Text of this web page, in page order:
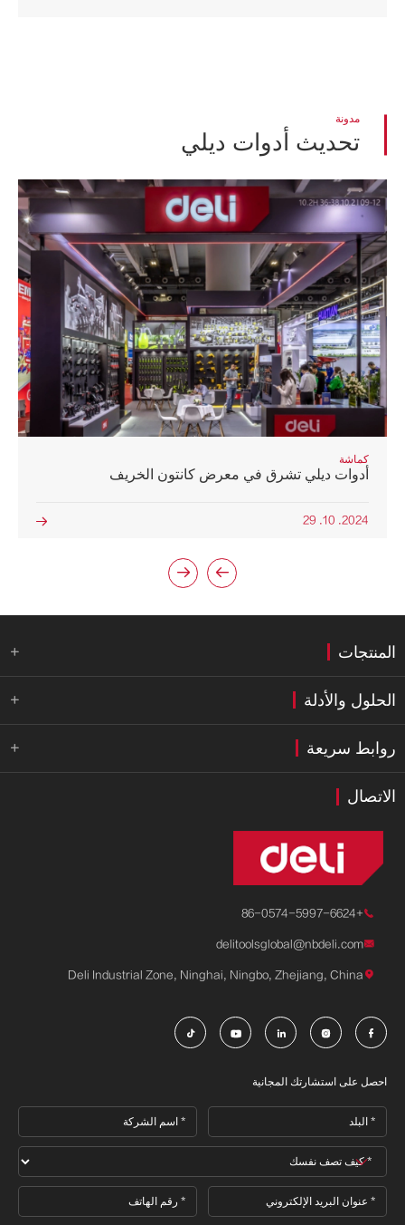
مدونة
تحديث أدوات ديلي
كماشة
أدوات ديلي تشرق في معرض كانتون الخريف
2024. 10. 29



المنتجات 
الحلول والأدلة 
روابط سريعة 
الاتصال

+86-0574-5997-6624

delitoolsglobal@nbdeli.com

Deli Industrial Zone, Ninghai, Ningbo, Zhejiang, China





احصل على استشارتك المجانية